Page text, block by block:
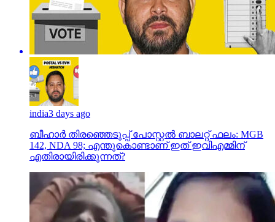
india3 days ago
ബീഹാർ തിരഞ്ഞെടുപ്പ് പോസ്റ്റൽ ബാലറ്റ് ഫലം: MGB
142, NDA 98; എന്തുകൊണ്ടാണ് ഇത് ഇവിഎമ്മിന്
എതിരായിരിക്കുന്നത്?